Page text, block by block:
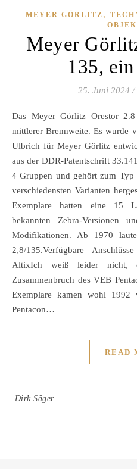
MEYER GÖRLITZ ,
Meyer
135,
25. Juni 2024 /
Das Meyer Görlitz Orestor 2.8 135 mm ist ein Teleobjektiv
mittlerer Brennweite. Es wurde
Ulbrich für Meyer Görlitz
aus der DDR-Patentschrift
4 Gruppen und gehört zum Typ
verschiedensten Varianten
Exemplare hatten eine 15
bekannten Zebra-Versionen
Modifikationen. Ab 1970
2,8/135.Verfügbare
AltixIch weiß leider nicht,
Zusammenbruch des VEB
Exemplare kamen wohl
Pentacon…
READ
Dirk Säger